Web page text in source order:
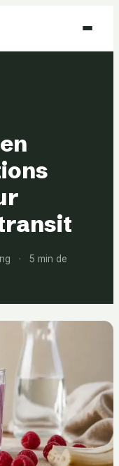
·
5 min de